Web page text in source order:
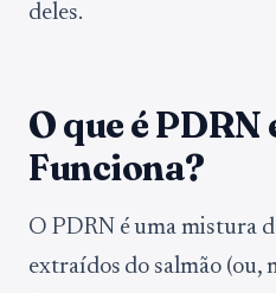
deles.
O que é PDRN
Funciona?
O PDRN é uma mistura
extraídos do salmão (ou,